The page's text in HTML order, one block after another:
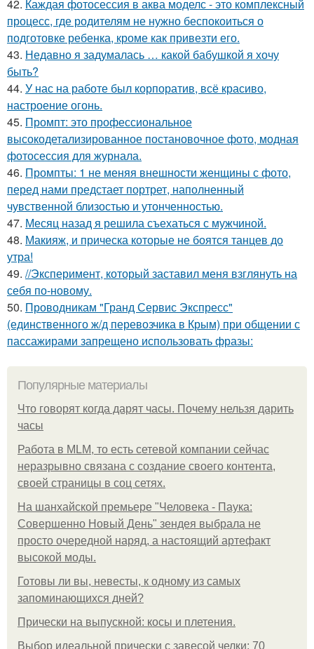
42. Каждая фотосессия в аква моделс - это комплексный
процесс, где родителям не нужно беспокоиться о
подготовке ребенка, кроме как привезти его.
43. Недавно я задумалась … какой бабушкой я хочу
быть?
44. У нас на работе был корпоратив, всё красиво,
настроение огонь.
45. Промпт: это профессиональное
высокодетализированное постановочное фото, модная
фотосессия для журнала.
46. Промпты: 1 не меняя внешности женщины с фото,
перед нами предстает портрет, наполненный
чувственной близостью и утонченностью.
47. Месяц назад я решила съехаться с мужчиной.
48. Макияж, и прическа которые не боятся танцев до
утра!
49. //Эксперимент, который заставил меня взглянуть на
себя по-новому.
50. Проводникам "Гранд Сервис Экспресс"
(единственного ж/д перевозчика в Крым) при общении с
пассажирами запрещено использовать фразы:
Популярные материалы
Что говорят когда дарят часы. Почему нельзя дарить
часы
Работа в MLM, то есть сетевой компании сейчас
неразрывно связана с создание своего контента,
своей страницы в соц сетях.
На шанхайской премьере "Человека - Паука:
Совершенно Новый День" зендея выбрала не
просто очередной наряд, а настоящий артефакт
высокой моды.
Готовы ли вы, невесты, к одному из самых
запоминающихся дней?
Прически на выпускной: косы и плетения.
Выбор идеальной прически с завесой челки: 70